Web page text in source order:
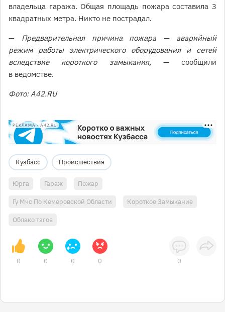
владельца гаража. Общая площадь пожара составила 3
квадратных метра. Никто не пострадал.
— Предварительная причина пожара — аварийный
режим работы электрического оборудования и сетей
вследствие короткого замыкания, — сообщили
в ведомстве.
Фото: A42.RU
РЕКЛАМА • A42.RU
Кузбасс Происшествия
Юрга Гараж Пожар
Гу Мчс По Кемеровской Области Короткое Замыкание
Облако тэгов
0 0 0 0 0